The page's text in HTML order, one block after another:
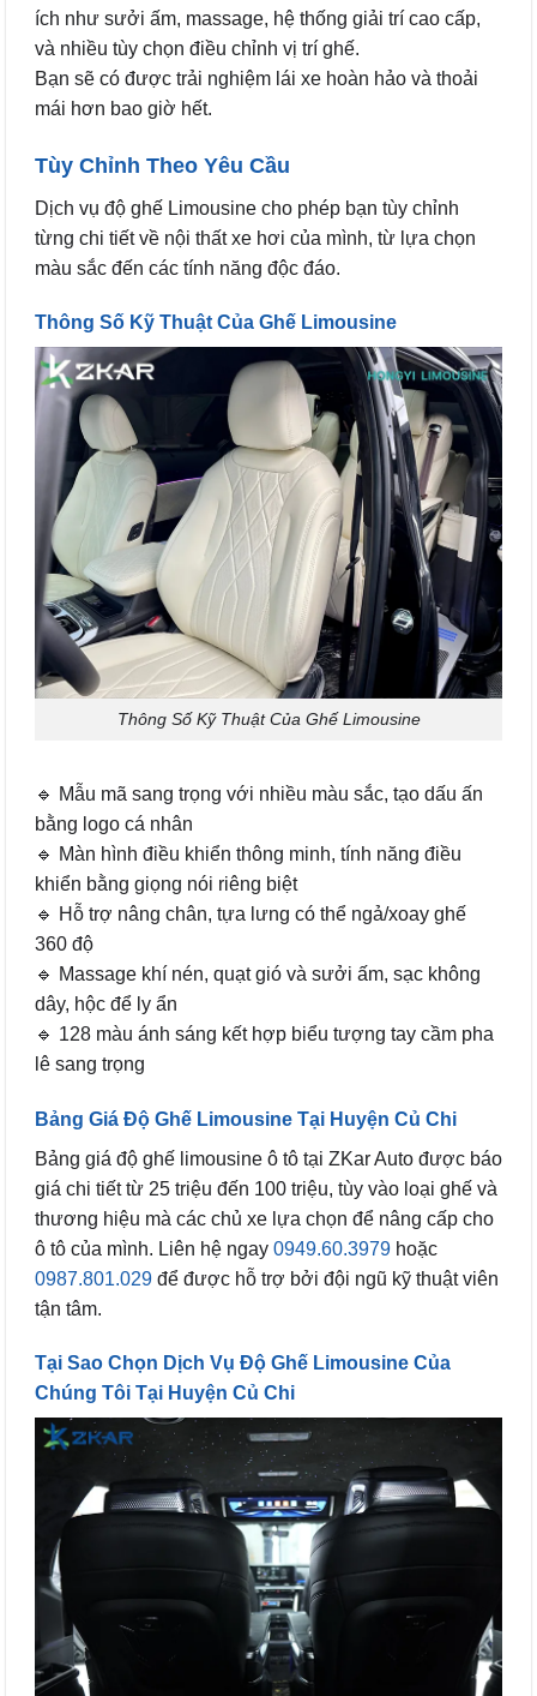
ích như sưởi ấm, massage, hệ thống giải trí cao cấp,
và nhiều tùy chọn điều chỉnh vị trí ghế.
Bạn sẽ có được trải nghiệm lái xe hoàn hảo và thoải
mái hơn bao giờ hết.
Tùy Chỉnh Theo Yêu Cầu
Dịch vụ độ ghế Limousine cho phép bạn tùy chỉnh
từng chi tiết về nội thất xe hơi của mình, từ lựa chọn
màu sắc đến các tính năng độc đáo.
Thông Số Kỹ Thuật Của Ghế Limousine
Thông Số Kỹ Thuật Của Ghế Limousine
🔹 Mẫu mã sang trọng với nhiều màu sắc, tạo dấu ấn
bằng logo cá nhân
🔹 Màn hình điều khiển thông minh, tính năng điều
khiển bằng giọng nói riêng biệt
🔹 Hỗ trợ nâng chân, tựa lưng có thể ngả/xoay ghế
360 độ
🔹 Massage khí nén, quạt gió và sưởi ấm, sạc không
dây, hộc để ly ẩn
🔹 128 màu ánh sáng kết hợp biểu tượng tay cầm pha
lê sang trọng
Bảng Giá Độ Ghế Limousine Tại Huyện Củ Chi
Bảng giá độ ghế limousine ô tô tại ZKar Auto được báo
giá chi tiết từ 25 triệu đến 100 triệu, tùy vào loại ghế và
thương hiệu mà các chủ xe lựa chọn để nâng cấp cho
ô tô của mình. Liên hệ ngay 0949.60.3979 hoặc
0987.801.029 để được hỗ trợ bởi đội ngũ kỹ thuật viên
tận tâm.
Tại Sao Chọn Dịch Vụ Độ Ghế Limousine Của
Chúng Tôi Tại Huyện Củ Chi